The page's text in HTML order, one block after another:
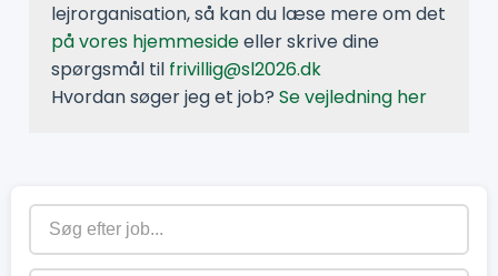
lejrorganisation, så kan du læse mere om det
på vores hjemmesideeller skrive dine
spørgsmål til frivillig@sl2026.dk
Hvordan søger jeg et job? Se vejledning her